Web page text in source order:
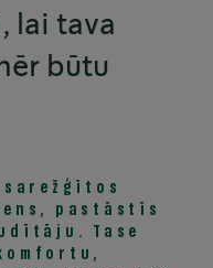
lai tava
būtu
pastāstīs
Tase